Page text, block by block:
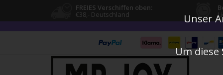
FREIES Verschiffen oben:
€38,- Deutschland Unser
Um diese